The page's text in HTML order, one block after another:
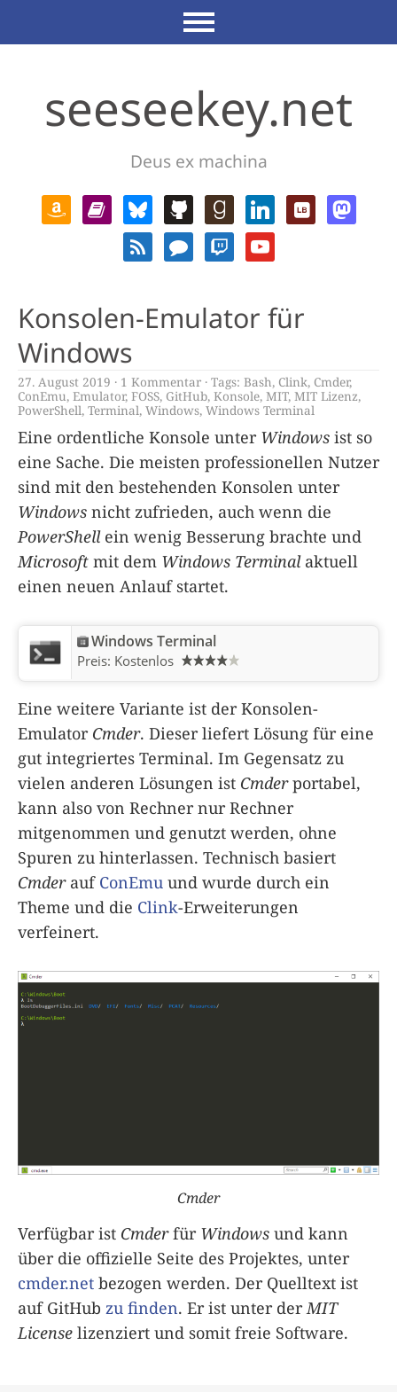
seeseekey.net
Deus ex machina
Konsolen-Emulator für
Windows
27. August 2019 1 Kommentar Tags: Bash, Clink, Cmder,
ConEmu, Emulator, FOSS, GitHub, Konsole, MIT, MIT Lizenz,
PowerShell, Terminal, Windows, Windows Terminal
Eine ordentliche Konsole unter Windows ist so
eine Sache. Die meisten professionellen Nutzer
sind mit den bestehenden Konsolen unter
Windows nicht zufrieden, auch wenn die
PowerShellein wenig Besserung brachte und
Microsoft mit dem Windows Terminalaktuell
einen neuen Anlauf startet.
Windows Terminal
Preis: Kostenlos
Eine weitere Variante ist der Konsolen-
Emulator Cmder. Dieser liefert Lösung für eine
gut integriertes Terminal. Im Gegensatz zu
vielen anderen Lösungen ist Cmderportabel,
kann also von Rechner nur Rechner
mitgenommen und genutzt werden, ohne
Spuren zu hinterlassen. Technisch basiert
CmderaufConEmu und wurde durch ein
Theme und die Clink-Erweiterungen
verfeinert.
Cmder
Verfügbar ist Cmderfür Windows und kann
über die offizielle Seite des Projektes, unter
cmder.net bezogen werden. Der Quelltext ist
auf GitHub zu finden. Er ist unter der MIT
License lizenziert und somit freie Software.